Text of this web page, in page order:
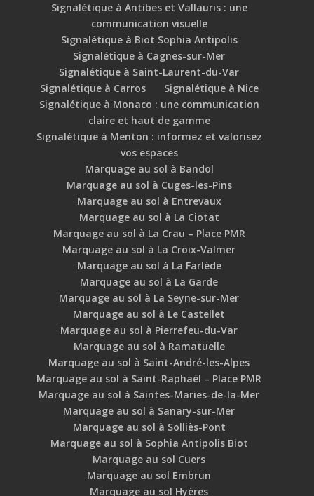
Signalétique à Antibes et Vallauris : une
communication visuelle
Signalétique à Biot Sophia Antipolis
Signalétique à Cagnes-sur-Mer
Signalétique à Saint-Laurent-du-Var
Signalétique à Carros
Signalétique à Nice
Signalétique à Monaco : une communication
claire et haut de gamme
Signalétique à Menton : informez et valorisez
vos espaces
Marquage au sol à Bandol
Marquage au sol à Cuges-les-Pins
Marquage au sol à Entrevaux
Marquage au sol à La Ciotat
Marquage au sol à La Crau – Place PMR
Marquage au sol à La Croix-Valmer
Marquage au sol à La Farlède
Marquage au sol à La Garde
Marquage au sol à La Seyne-sur-Mer
Marquage au sol à Le Castellet
Marquage au sol à Pierrefeu-du-Var
Marquage au sol à Ramatuelle
Marquage au sol à Saint-André-les-Alpes
Marquage au sol à Saint-Raphaël – Place PMR
Marquage au sol à Saintes-Maries-de-la-Mer
Marquage au sol à Sanary-sur-Mer
Marquage au sol à Solliès-Pont
Marquage au sol à Sophia Antipolis Biot
Marquage au sol Cuers
Marquage au sol Embrun
Marquage au sol Hyères